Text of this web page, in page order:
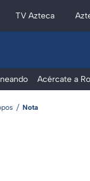
TV Azteca
Acércate a
Nota